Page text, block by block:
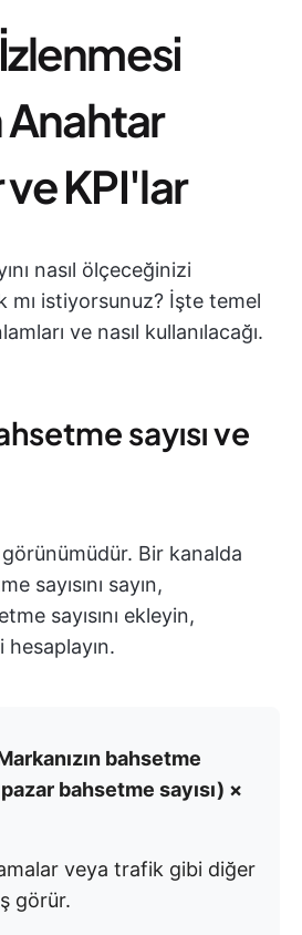
KPI'lar
nasıl ölçeceğinizi
mı istiyorsunuz? İşte temel
ve nasıl kullanılacağı.
sayısı ve
görünümüdür. Bir kanalda
sayısını sayın,
sayısını ekleyin,
hesaplayın.
bahsetme
bahsetme sayısı) ×
veya trafik gibi diğer
görür.